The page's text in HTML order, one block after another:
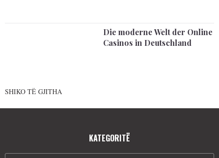
Die moderne Welt der Online
Casinos in Deutschland
SHIKO TË GJITHA
KATEGORITË